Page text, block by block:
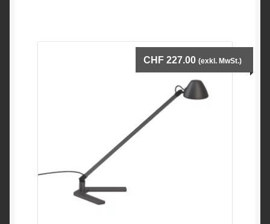
können
auf
CHF 227.00 (exkl. MwSt.)